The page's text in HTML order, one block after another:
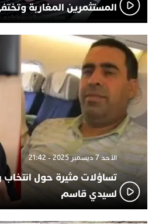
المستثمرين المغاربة
الأحد 7 ديسمبر 2025 - 21:42
تساؤلات مثيرة حول
لسيدي قاسم